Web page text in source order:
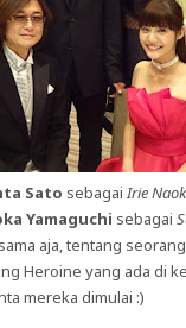
Sato sebagai Irie
Yamaguchi sebagai
aja, tentang
Heroine yang ada di
mereka dimulai :)